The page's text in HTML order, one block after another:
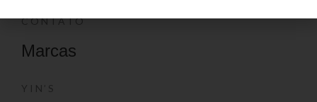
CONTATO
Marcas
YIN’S